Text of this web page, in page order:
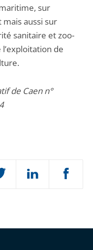
sur
mais aussi sur
sanitaire et zoo-
de
de Caen n°